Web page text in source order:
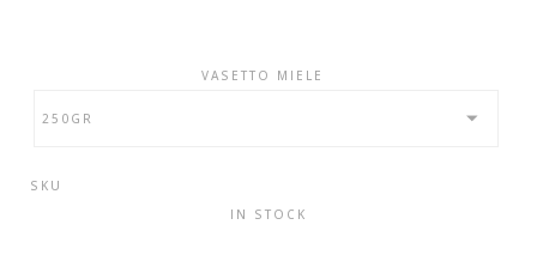
VASETTO MIELE
SKU
IN STOCK